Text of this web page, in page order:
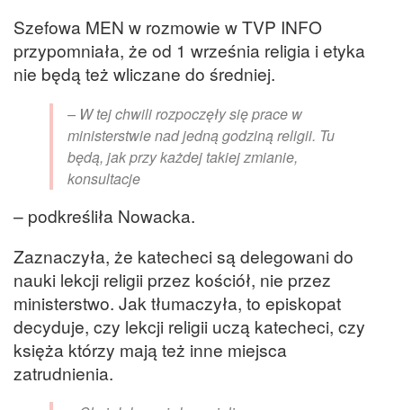
Szefowa MEN w rozmowie w TVP INFO
przypomniała, że od 1 września religia i etyka
nie będą też wliczane do średniej.
– W tej chwili rozpoczęły się prace w
ministerstwie nad jedną godziną religii. Tu
będą, jak przy każdej takiej zmianie,
konsultacje
– podkreśliła Nowacka.
Zaznaczyła, że katecheci są delegowani do
nauki lekcji religii przez kościół, nie przez
ministerstwo. Jak tłumaczyła, to episkopat
decyduje, czy lekcji religii uczą katecheci, czy
księża którzy mają też inne miejsca
zatrudnienia.